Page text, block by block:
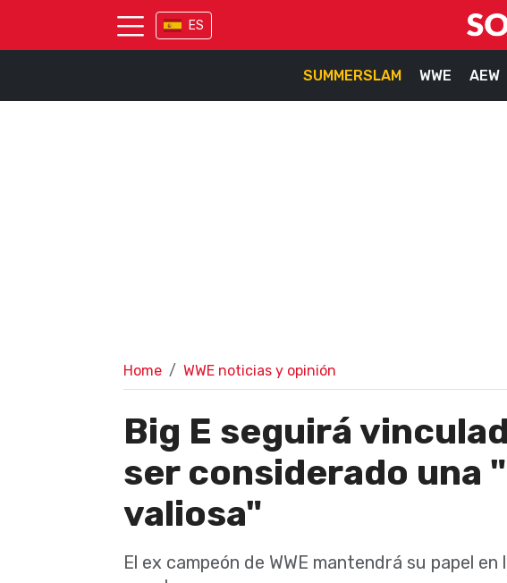
ES
SUMMERSLAM WWE AEW
Home WWE noticias y opinión
Big E seguirá
ser considerado una
valiosa"
El ex campeón de WWE mantendrá su papel